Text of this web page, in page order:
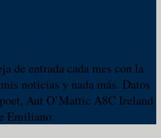
de entrada cada mes con la
noticias y nada más. Datos
Aut O’Mattic A8C Ireland
Emiliano.